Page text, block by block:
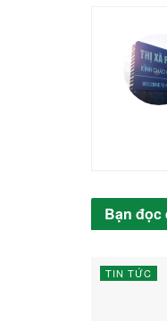
Bạn đọc
TIN TỨC